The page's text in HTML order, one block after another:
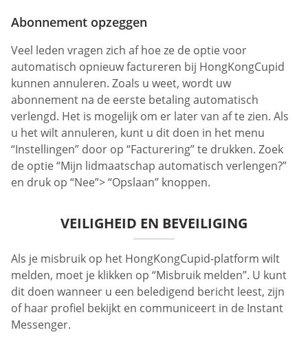
Abonnement opzeggen
Veel leden vragen zich af hoe ze de optie voor
automatisch opnieuw factureren bij HongKongCupid
kunnen annuleren. Zoals u weet, wordt uw
abonnement na de eerste betaling automatisch
verlengd. Het is mogelijk om er later van af te zien. Als
u het wilt annuleren, kunt u dit doen in het menu
“Instellingen” door op “Facturering” te drukken. Zoek
de optie “Mijn lidmaatschap automatisch verlengen?”
en druk op “Nee”> “Opslaan” knoppen.
VEILIGHEID EN BEVEILIGING
Als je misbruik op het HongKongCupid-platform wilt
melden, moet je klikken op “Misbruik melden”. U kunt
dit doen wanneer u een beledigend bericht leest, zijn
of haar profiel bekijkt en communiceert in de Instant
Messenger.